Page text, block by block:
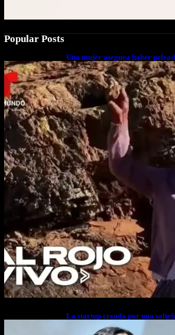
Popular Posts
Una mujer asegura haber
cuerpo a cuerpo
La startup creada por una
estrés financiero en